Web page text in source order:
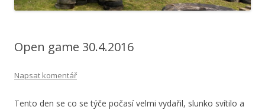
Open game 30.4.2016
Napsat komentář
Tento den se co se týče počasí velmi vydařil, slunko svítilo a